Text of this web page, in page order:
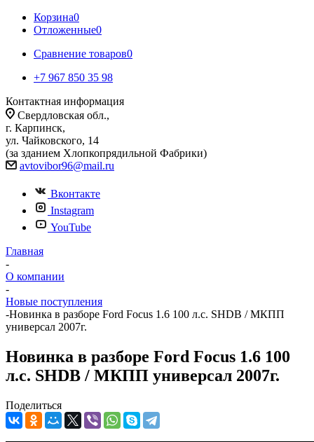
Корзина0
Отложенные0
Сравнение товаров0
+7 967 850 35 98
Контактная информация
Свердловская обл.,
г. Карпинск,
ул. Чайковского, 14
(за зданием Хлопкопрядильной Фабрики)
avtovibor96@mail.ru
Вконтакте
Instagram
YouTube
Главная
-
О компании
-
Новые поступления
-Новинка в разборе Ford Focus 1.6 100 л.с. SHDB / МКПП
универсал 2007г.
Новинка в разборе Ford Focus 1.6 100
л.с. SHDB / МКПП универсал 2007г.
Поделиться